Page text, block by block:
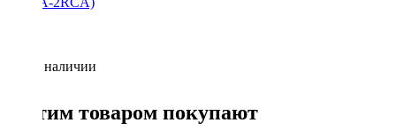
Нет в наличии
С этим товаром покупают